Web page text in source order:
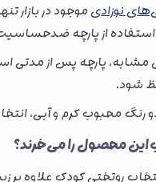
نوزادیموجود در بازار
استفاده از پارچه
پارچه پس از مدتی
شود.
محبوب کرم و آبی،
این محصول را می‌خرند؟
روتختی کودک علاوه